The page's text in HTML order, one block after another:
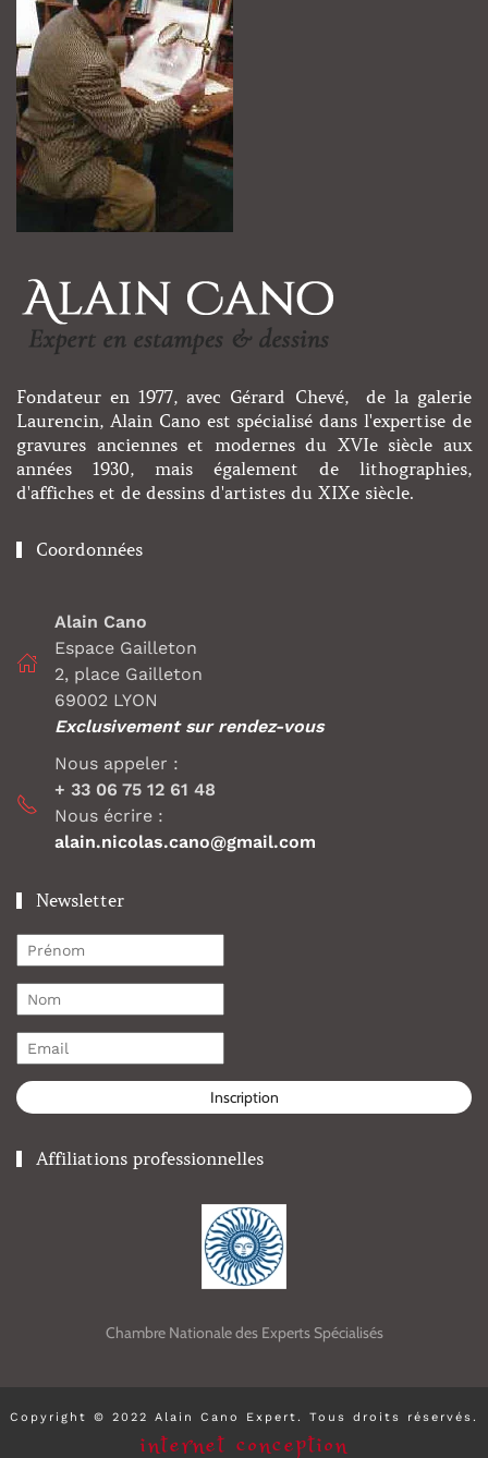
Fondateur en 1977, avec Gérard Chevé, de la galerie
Laurencin, Alain Cano est spécialisé dans l'expertise de
gravures anciennes et modernes du XVIe siècle aux
années 1930, mais également de lithographies,
d'affiches et de dessins d'artistes du XIXe siècle.
Coordonnées
Alain Cano
Espace Gailleton
2, place Gailleton
69002 LYON
Exclusivement sur rendez-vous
Nous appeler :
+ 33 06 75 12 61 48
Nous écrire :
alain.nicolas.cano@gmail.com
Newsletter
Inscription
Affiliations professionnelles
Chambre Nationale des Experts Spécialisés
Copyright © 2022 Alain Cano Expert. Tous droits réservés.
internet conception